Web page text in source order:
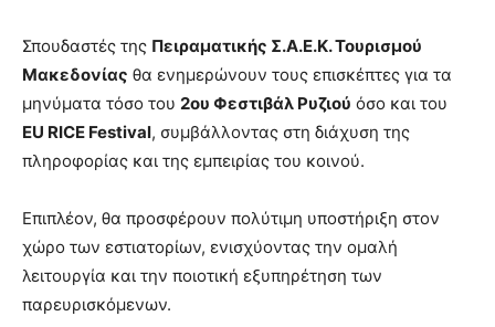
Σπουδαστές της Πειραματικής Σ.Α.Ε.Κ. Τουρισμού
Μακεδονίας θα ενημερώνουν τους επισκέπτες για τα
μηνύματα τόσο του 2ου Φεστιβάλ Ρυζιού όσο και του
EU RICE Festival, συμβάλλοντας στη διάχυση της
πληροφορίας και της εμπειρίας του κοινού.
Επιπλέον, θα προσφέρουν πολύτιμη υποστήριξη στον
χώρο των εστιατορίων, ενισχύοντας την ομαλή
λειτουργία και την ποιοτική εξυπηρέτηση των
παρευρισκόμενων.